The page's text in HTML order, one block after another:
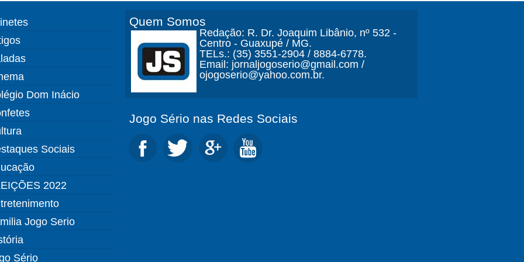
Dom Inácio
Sociais
2022
Jogo Serio
Sério
Quem Somos
Redação: R. Dr. Joaquim Libânio, nº 532 -
Centro - Guaxupé / MG.
TELs.: (35) 3551-2904 / 8884-6778.
Email: jornaljogoserio@gmail.com /
ojogoserio@yahoo.com.br.
Jogo Sério nas Redes Sociais